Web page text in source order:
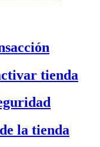
tienda
la tienda